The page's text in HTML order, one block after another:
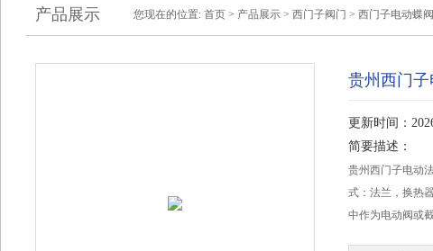
产品展示 您现在的位置: 首页 > 产品展示 > 西门子阀门 > 西门子电动蝶阀
贵州西门
更新时间：
简要描述：
贵州西门子电动
式：法兰，换热
中作为电动阀或